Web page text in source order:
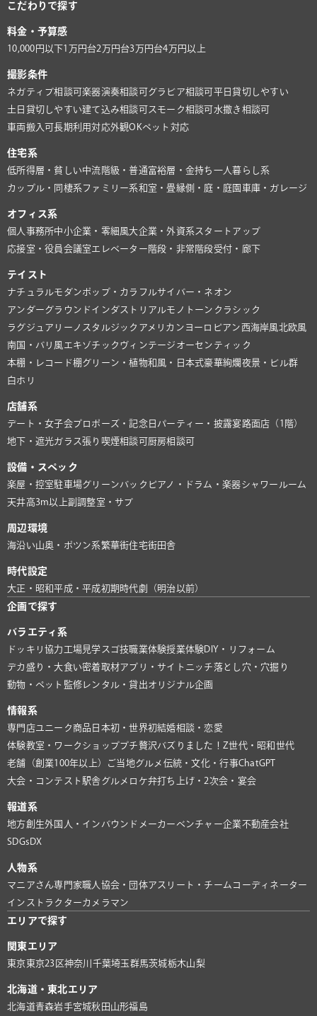
こだわりで探す
料金・予算感
10,000円以下1万円台2万円台3万円台4万円以上
撮影条件
ネガティブ相談可楽器演奏相談可 グラビア相談可 平日貸切しやすい
土日貸切しやすい建て込み相談可 スモーク相談可 水撒き相談可
車両搬入可長期利用対応外観OKペット対応
住宅系
低所得層・貧しい中流階級・普通富裕層・金持ち 一人暮らし系
カップル・同棲系ファミリー系和室・畳縁側・庭・庭園 車庫・ガレージ
オフィス系
個人事務所中小企業・零細風大企業・外資系スタートアップ
応接室・役員会議室 エレベーター 階段・非常階段受付・廊下
テイスト
ナチュラルモダンポップ・カラフルサイバー・ネオン
アンダーグラウンド インダストリアルモノトーン クラシック
ラグジュアリー ノスタルジック アメリカン ヨーロピアン 西海岸風北欧風
南国・バリ風 エキゾチック ヴィンテージ オーセンティック
本棚・レコード棚グリーン・植物和風・日本式豪華絢爛夜景・ビル群
白ホリ
店舗系
デート・女子会プロポーズ・記念日 パーティー・披露宴路面店（1階）
地下・遮光ガラス張り 喫煙相談可 厨房相談可
設備・スペック
楽屋・控室駐車場グリーンバック ピアノ・ドラム・楽器シャワールーム
天井高3m以上副調整室・サブ
周辺環境
海沿い山奥・ポツン系繁華街住宅街田舎
時代設定
大正・昭和平成・平成初期時代劇（明治以前）
企画で探す
バラエティ系
ドッキリ協力 工場見学 スゴ技職業体験授業体験 DIY・リフォーム
デカ盛り・大食い密着取材アプリ・サイト ニッチ落とし穴・穴掘り
動物・ペット 監修 レンタル・貸出オリジナル企画
情報系
専門店ユニーク商品 日本初・世界初結婚相談・恋愛
体験教室・ワークショッププチ贅沢バズりました！ Z世代・昭和世代
老舗（創業100年以上）
ご当地グルメ 伝統・文化・行事ChatGPT
大会・コンテスト 駅舎グルメ ロケ弁打ち上げ・2次会・宴会
報道系
地方創生外国人・インバウンド メーカー ベンチャー企業不動産会社
SDGs DX
人物系
マニアさん専門家 職人 協会・団体アスリート・チーム コーディネーター
インストラクターカメラマン
エリアで探す
関東エリア
東京 東京23区神奈川 千葉埼玉群馬茨城栃木山梨
北海道・東北エリア
北海道青森岩手宮城秋田 山形福島